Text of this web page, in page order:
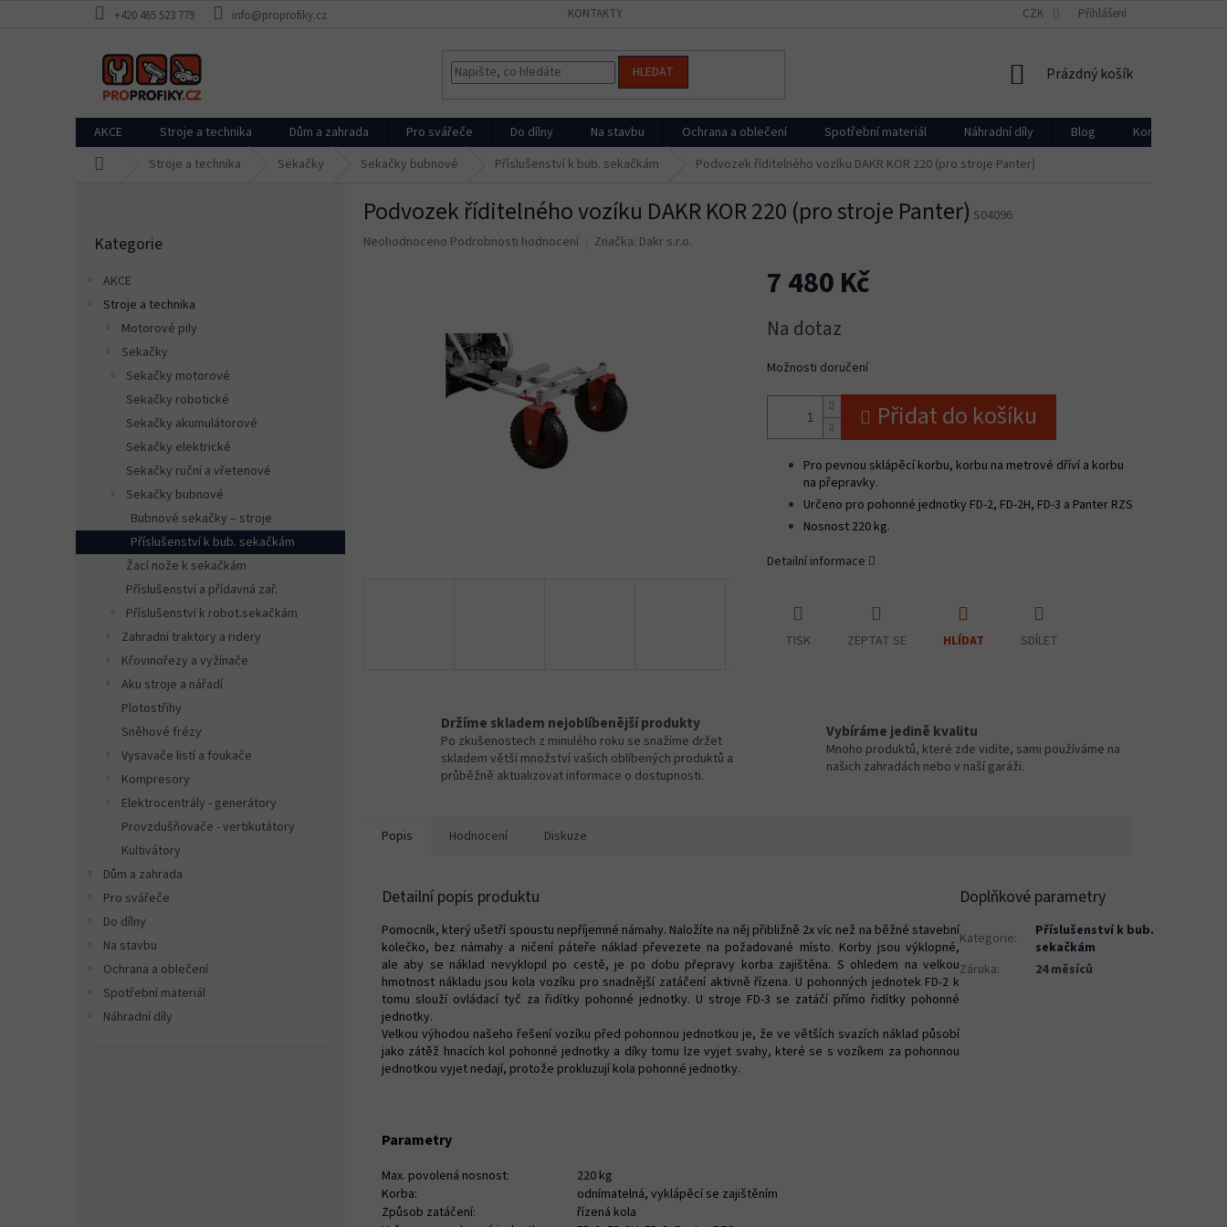
+420 465 523 779 info@proprofiky.cz KONTAKTY CZK Přihlášení
HLEDAT
NÁKUPNÍ
Prázdný košík
AKCE Stroje a technika Dům a zahrada Pro svářeče Do dílny Na stavbu Ochrana a oblečení Spotřební materiál Náhradní díly Blog
Kontakty
Stroje a technika Sekačky Sekačky bubnové Příslušenství k bub. sekačkám Podvozek říditelného vozíku DAKR KOR 220 (pro stroje Panter)
kategorie
Kategorie
AKCE
Stroje a technika
Motorové pily
Sekačky
Sekačky motorové
Sekačky robotické
Sekačky akumulátorové
Sekačky elektrické
Sekačky ruční a vřetenové
Sekačky bubnové
Bubnové sekačky – stroje
Příslušenství k bub. sekačkám
Žací nože k sekačkám
Příslušenství a přídavná zař.
Příslušenství k robot.sekačkám
Zahradní traktory a ridery
Křovinořezy a vyžínače
Aku stroje a nářadí
Plotostřihy
Sněhové frézy
Vysavače listí a foukače
Kompresory
Elektrocentrály - generátory
Provzdušňovače - vertikutátory
Kultivátory
Dům a zahrada
Pro svářeče
Do dílny
Na stavbu
Ochrana a oblečení
Spotřební materiál
Náhradní díly
Podvozek říditelného vozíku DAKR KOR 220 (pro stroje Panter) S04096
Průměrné
Neohodnoceno Podrobnosti hodnocení Značka: Dakr s.r.o.
7 480 Kč
cena:
Na dotaz
Možnosti doručení
Přidat do košíku
Pro pevnou sklápěcí korbu, korbu na metrové dříví a korbu
na přepravky.
Určeno pro pohonné jednotky FD-2, FD-2H, FD-3 a Panter RZS
Nosnost 220 kg.
Detailní informace
TISK ZEPTAT SE HLÍDAT SDÍLET
Držíme skladem nejoblíbenější produkty
Po zkušenostech z minulého roku se snažíme držet
skladem větší množství vašich oblíbených produktů a
průběžně aktualizovat informace o dostupnosti.
Vybíráme jedině kvalitu
Mnoho produktů, které zde vidíte, sami používáme na
našich zahradách nebo v naší garáži.
Popis Hodnocení Diskuze
Detailní popis produktu
Pomocník, který ušetří spoustu nepříjemné námahy. Naložíte na něj přibližně 2x víc než na běžné stavební
kolečko, bez námahy a ničení páteře náklad převezete na požadované místo. Korby jsou výklopné,
ale aby se náklad nevyklopil po cestě, je po dobu přepravy korba zajištěna. S ohledem na velkou
hmotnost nákladu jsou kola vozíku pro snadnější zatáčení aktivně řízena. U pohonných jednotek FD-2 k
tomu slouží ovládací tyč za řidítky pohonné jednotky. U stroje FD-3 se zatáčí přímo řidítky pohonné
jednotky.
Velkou výhodou našeho řešení vozíku před pohonnou jednotkou je, že ve větších svazích náklad působí
jako zátěž hnacích kol pohonné jednotky a díky tomu lze vyjet svahy, které se s vozíkem za pohonnou
jednotkou vyjet nedají, protože prokluzují kola pohonné jednotky.
Parametry
Max. povolená nosnost:
220 kg
Korba:
odnímatelná, vyklápěcí se zajištěním
Způsob zatáčení:
řízená kola
Doplňkové parametry
Kategorie:
Příslušenství k bub.
sekačkám
Záruka: 24 měsíců